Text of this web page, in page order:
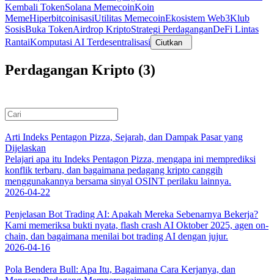
Kembali TokenSolana MemecoinKoin
MemeHiperbitcoinisasiUtilitas MemecoinEkosistem Web3Klub
SosisBuka TokenAirdrop KriptoStrategi PerdaganganDeFi Lintas
RantaiKomputasi AI Terdesentralisasi Ciutkan
Perdagangan Kripto (3)
Arti Indeks Pentagon Pizza, Sejarah, dan Dampak Pasar yang
Dijelaskan
Pelajari apa itu Indeks Pentagon Pizza, mengapa ini memprediksi
konflik terbaru, dan bagaimana pedagang kripto canggih
menggunakannya bersama sinyal OSINT perilaku lainnya.
2026-04-22
Penjelasan Bot Trading AI: Apakah Mereka Sebenarnya Bekerja?
Kami memeriksa bukti nyata, flash crash AI Oktober 2025, agen on-
chain, dan bagaimana menilai bot trading AI dengan jujur.
2026-04-16
Pola Bendera Bull: Apa Itu, Bagaimana Cara Kerjanya, dan